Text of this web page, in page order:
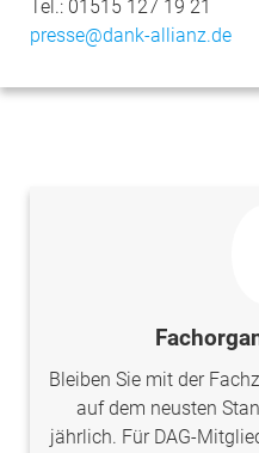
Tel.: 01515 127 19 21
presse@dank-allianz.de
Bleiben Sie mit der
auf dem neusten
jährlich. Für DAG-